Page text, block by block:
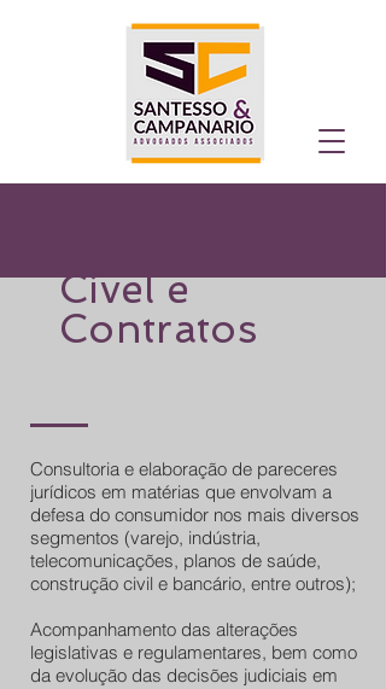
Cível e
Contratos
Consultoria e elaboração de pareceres
jurídicos em matérias que envolvam a
defesa do consumidor nos mais diversos
segmentos (varejo, indústria,
telecomunicações, planos de saúde,
construção civil e bancário, entre outros);
Acompanhamento das alterações
legislativas e regulamentares, bem como
da evolução das decisões judiciais em